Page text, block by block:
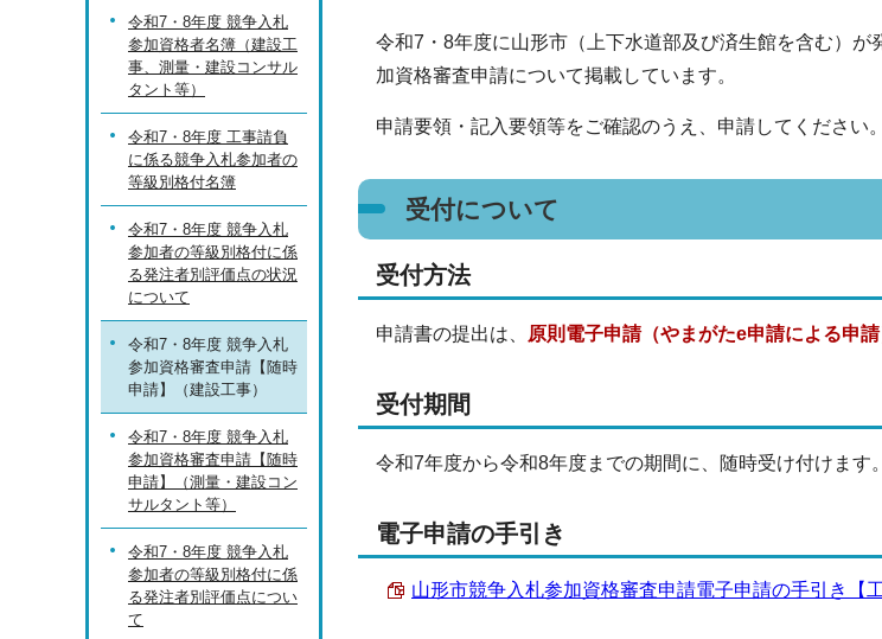
令和7・8年度に山形市（上下水道部及び済生館を含む）
加資格審査申請について掲載しています。
申請要領・記入要領等をご確認のうえ、申請してください。
受付について
受付方法
申請書の提出は、 原則電子申請（やまがたe申請による申請
受付期間
令和7年度から令和8年度までの期間に、随時受け付けます。
電子申請の手引き
山形市競争入札参加資格審査申請電子申請の手引き
令和7・8年度 競争入札
参加資格者名簿（建設工
事、測量・建設コンサル
タント等）
令和7・8年度 工事請負
に係る競争入札参加者の
等級別格付名簿
令和7・8年度 競争入札
参加者の等級別格付に係
る発注者別評価点の状況
について
令和7・8年度 競争入札
参加資格審査申請【随時
申請】（建設工事）
令和7・8年度 競争入札
参加資格審査申請【随時
申請】（測量・建設コン
サルタント等）
令和7・8年度 競争入札
参加者の等級別格付に係
る発注者別評価点につい
て